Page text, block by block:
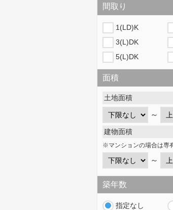
間取り
1(LD)K
3(L)DK
5(L)DK
面積
土地面積
～
建物面積
※マンションの場合は専
～
築年数
指定なし